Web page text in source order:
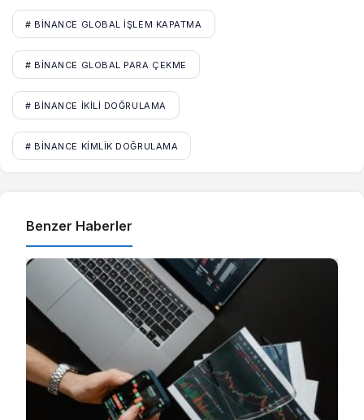
# BINANCE GLOBAL IŞLEM KAPATMA
# BINANCE GLOBAL PARA ÇEKME
# BINANCE IKILI DOĞRULAMA
# BINANCE KIMLIK DOĞRULAMA
Benzer Haberler